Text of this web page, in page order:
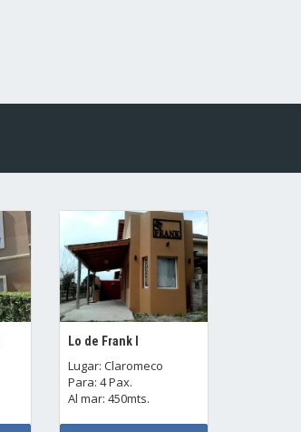
Lo de Frank I
Lugar: Claromeco
Para: 4 Pax.
Al mar: 450mts.